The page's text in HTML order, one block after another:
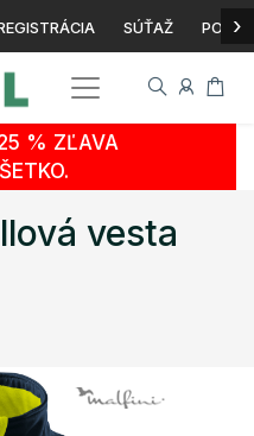
SÚŤAŽ ›
% ZĽAVA
vesta